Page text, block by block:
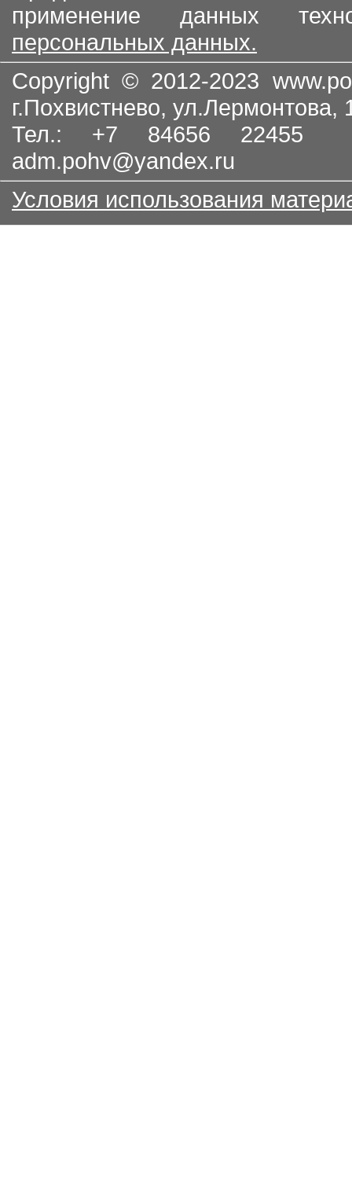
применение данных
персональных данных.
Copyright © 2012-2023
г.Похвистнево, ул.Лермонтова,
Тел.: +7 84656
adm.pohv@yandex.ru
Условия использования